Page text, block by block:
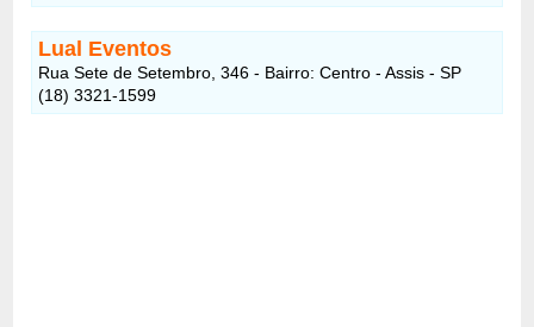
Lual Eventos
Rua Sete de Setembro, 346 - Bairro: Centro - Assis - SP
(18) 3321-1599